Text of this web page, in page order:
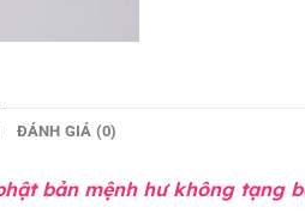
ĐÁNH GIÁ (0)
bản mệnh hư không tạng